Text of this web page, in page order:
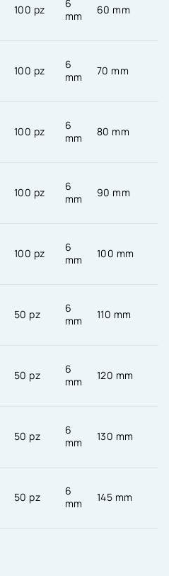
100 pz
6
mm
60 mm
100 pz
6
mm
70 mm
100 pz
6
mm
80 mm
100 pz
6
mm
90 mm
100 pz
6
mm
100 mm
50 pz
6
mm
110 mm
50 pz
6
mm
120 mm
50 pz
6
mm
130 mm
50 pz
6
mm
145 mm